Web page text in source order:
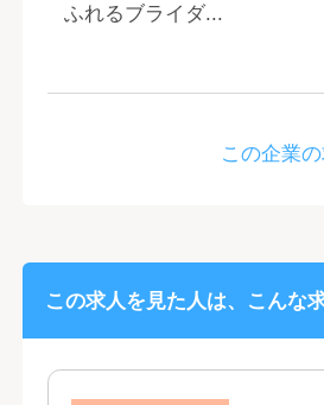
ふれるブライダ...
この企業
この求人を見た人は、こんな